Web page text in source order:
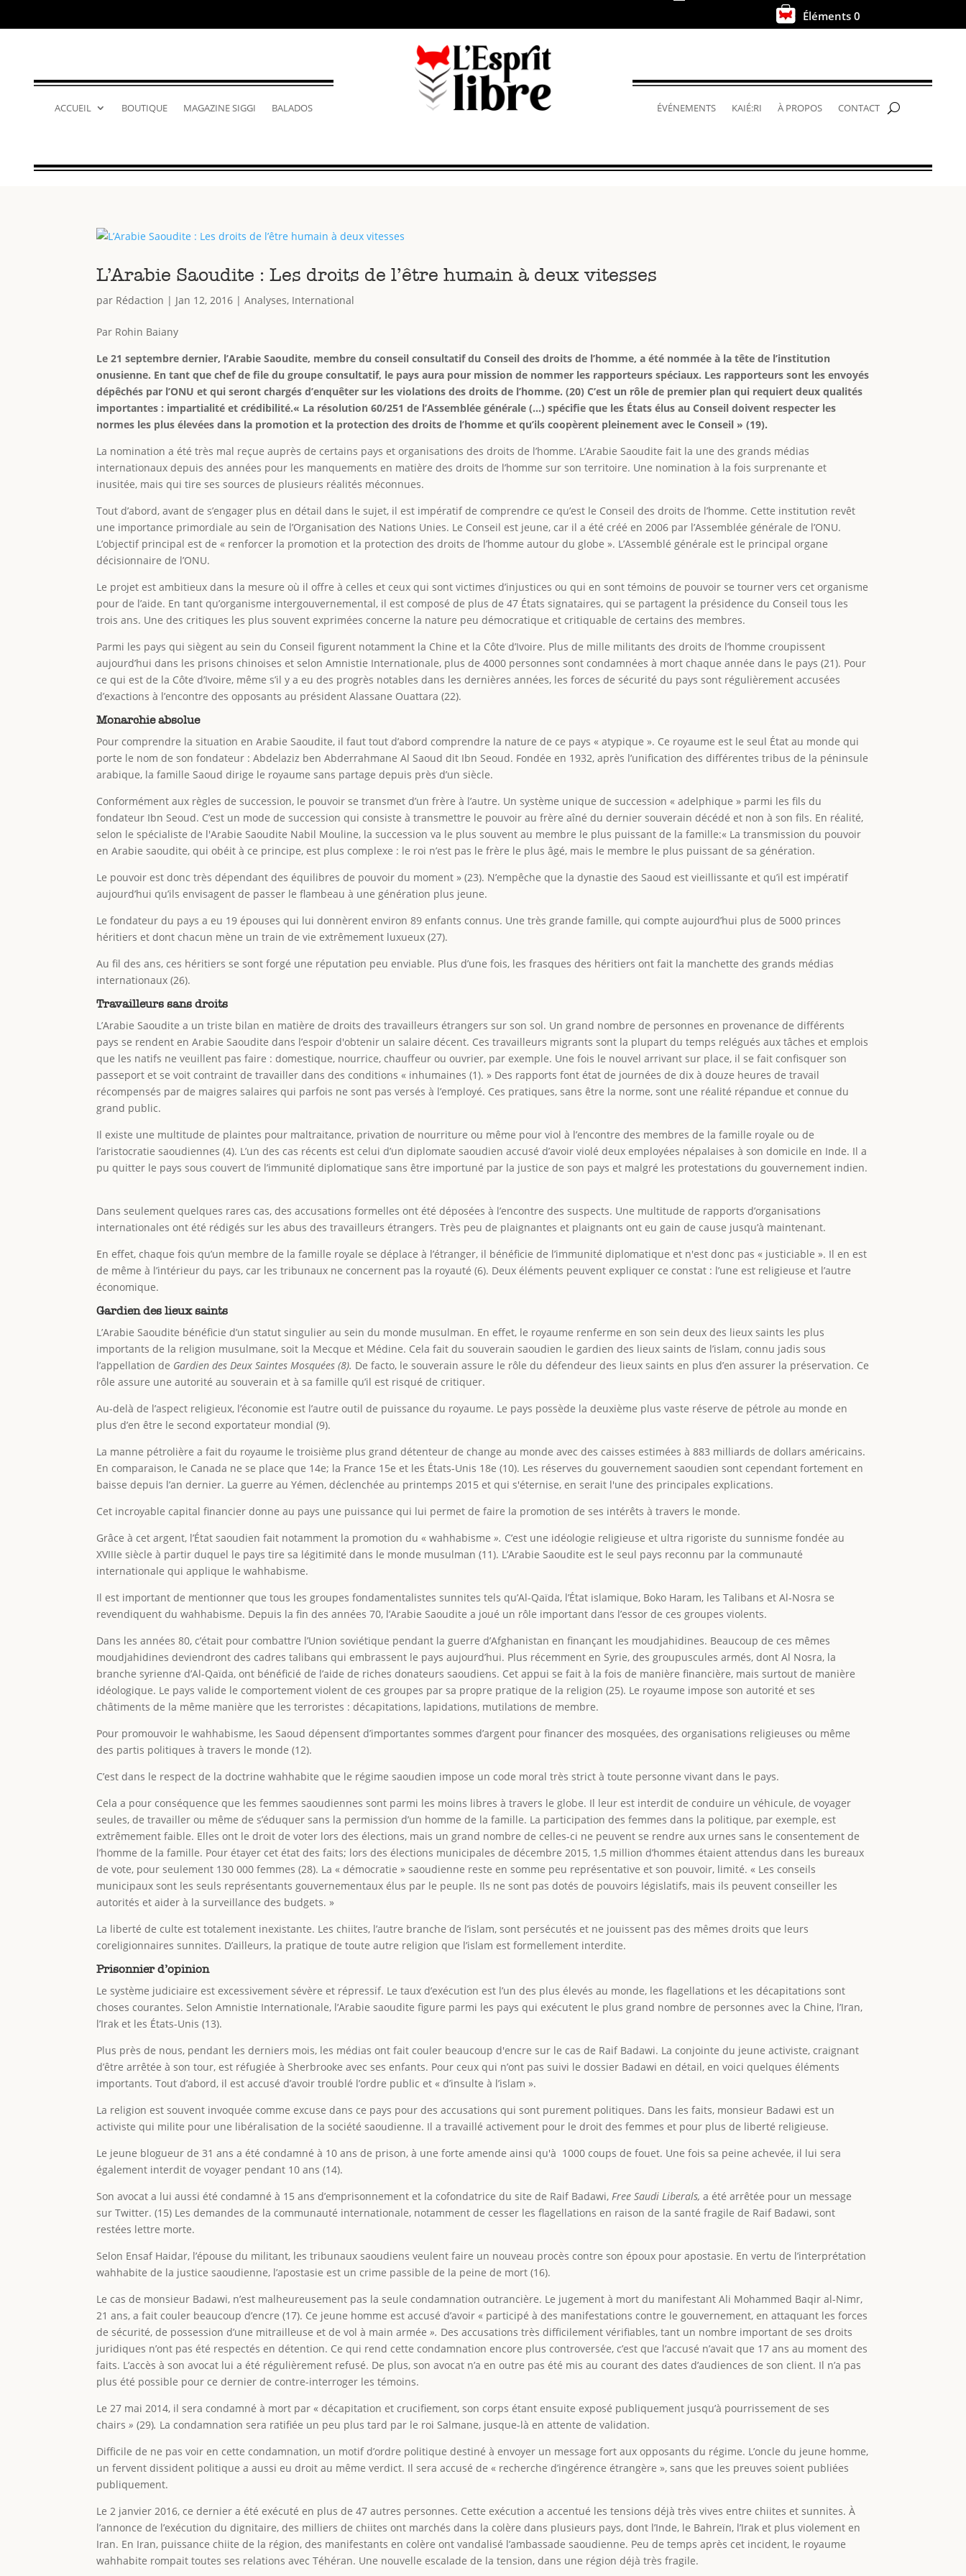
. Éléments 0
ACCUEIL BOUTIQUE MAGAZINE SIGGI BALADOS ÉVÉNEMENTS KAIÉ:RI À PROPOS CONTACT
L’Arabie Saoudite : Les droits de l’être humain à deux vitesses
par Rédaction | Jan 12, 2016 |Analyses, International
Par Rohin Baiany
Le 21 septembre dernier, l’Arabie Saoudite, membre du conseil consultatif du Conseil des droits de l’homme, a été nommée à la tête de l’institution
onusienne. En tant que chef de file du groupe consultatif, le pays aura pour mission de nommer les rapporteurs spéciaux. Les rapporteurs sont les envoyés
dépêchés par l’ONU et qui seront chargés d’enquêter sur les violations des droits de l’homme. (20) C’est un rôle de premier plan qui requiert deux qualités
importantes : impartialité et crédibilité.« La résolution 60/251 de l’Assemblée générale (…) spécifie que les États élus au Conseil doivent respecter les
normes les plus élevées dans la promotion et la protection des droits de l’homme et qu’ils coopèrent pleinement avec le Conseil » (19).
La nomination a été très mal reçue auprès de certains pays et organisations des droits de l’homme. L’Arabie Saoudite fait la une des grands médias
internationaux depuis des années pour les manquements en matière des droits de l’homme sur son territoire. Une nomination à la fois surprenante et
inusitée, mais qui tire ses sources de plusieurs réalités méconnues.
Tout d’abord, avant de s’engager plus en détail dans le sujet, il est impératif de comprendre ce qu’est le Conseil des droits de l’homme. Cette institution revêt
une importance primordiale au sein de l’Organisation des Nations Unies. Le Conseil est jeune, car il a été créé en 2006 par l’Assemblée générale de l’ONU.
L’objectif principal est de « renforcer la promotion et la protection des droits de l’homme autour du globe ». L’Assemblé générale est le principal organe
décisionnaire de l’ONU.
Le projet est ambitieux dans la mesure où il offre à celles et ceux qui sont victimes d’injustices ou qui en sont témoins de pouvoir se tourner vers cet organisme
pour de l’aide. En tant qu’organisme intergouvernemental, il est composé de plus de 47 États signataires, qui se partagent la présidence du Conseil tous les
trois ans. Une des critiques les plus souvent exprimées concerne la nature peu démocratique et critiquable de certains des membres.
Parmi les pays qui siègent au sein du Conseil figurent notamment la Chine et la Côte d’Ivoire. Plus de mille militants des droits de l’homme croupissent
aujourd’hui dans les prisons chinoises et selon Amnistie Internationale, plus de 4000 personnes sont condamnées à mort chaque année dans le pays (21). Pour
ce qui est de la Côte d’Ivoire, même s’il y a eu des progrès notables dans les dernières années, les forces de sécurité du pays sont régulièrement accusées
d’exactions à l’encontre des opposants au président Alassane Ouattara (22).
Monarchie absolue
Pour comprendre la situation en Arabie Saoudite, il faut tout d’abord comprendre la nature de ce pays « atypique ». Ce royaume est le seul État au monde qui
porte le nom de son fondateur : Abdelaziz ben Abderrahmane Al Saoud dit Ibn Seoud. Fondée en 1932, après l’unification des différentes tribus de la péninsule
arabique, la famille Saoud dirige le royaume sans partage depuis près d’un siècle.
Conformément aux règles de succession, le pouvoir se transmet d’un frère à l’autre. Un système unique de succession « adelphique » parmi les fils du
fondateur Ibn Seoud. C’est un mode de succession qui consiste à transmettre le pouvoir au frère aîné du dernier souverain décédé et non à son fils. En réalité,
selon le spécialiste de l'Arabie Saoudite Nabil Mouline, la succession va le plus souvent au membre le plus puissant de la famille:« La transmission du pouvoir
en Arabie saoudite, qui obéit à ce principe, est plus complexe : le roi n’est pas le frère le plus âgé, mais le membre le plus puissant de sa génération.
Le pouvoir est donc très dépendant des équilibres de pouvoir du moment » (23). N’empêche que la dynastie des Saoud est vieillissante et qu’il est impératif
aujourd’hui qu’ils envisagent de passer le flambeau à une génération plus jeune.
Le fondateur du pays a eu 19 épouses qui lui donnèrent environ 89 enfants connus. Une très grande famille, qui compte aujourd’hui plus de 5000 princes
héritiers et dont chacun mène un train de vie extrêmement luxueux (27).
Au fil des ans, ces héritiers se sont forgé une réputation peu enviable. Plus d’une fois, les frasques des héritiers ont fait la manchette des grands médias
internationaux (26).
Travailleurs sans droits
L’Arabie Saoudite a un triste bilan en matière de droits des travailleurs étrangers sur son sol. Un grand nombre de personnes en provenance de différents
pays se rendent en Arabie Saoudite dans l’espoir d'obtenir un salaire décent. Ces travailleurs migrants sont la plupart du temps relégués aux tâches et emplois
que les natifs ne veuillent pas faire : domestique, nourrice, chauffeur ou ouvrier, par exemple. Une fois le nouvel arrivant sur place, il se fait confisquer son
passeport et se voit contraint de travailler dans des conditions « inhumaines (1). » Des rapports font état de journées de dix à douze heures de travail
récompensés par de maigres salaires qui parfois ne sont pas versés à l’employé. Ces pratiques, sans être la norme, sont une réalité répandue et connue du
grand public.
Il existe une multitude de plaintes pour maltraitance, privation de nourriture ou même pour viol à l’encontre des membres de la famille royale ou de
l’aristocratie saoudiennes (4). L’un des cas récents est celui d’un diplomate saoudien accusé d’avoir violé deux employées népalaises à son domicile en Inde. Il a
pu quitter le pays sous couvert de l’immunité diplomatique sans être importuné par la justice de son pays et malgré les protestations du gouvernement indien.
Dans seulement quelques rares cas, des accusations formelles ont été déposées à l’encontre des suspects. Une multitude de rapports d’organisations
internationales ont été rédigés sur les abus des travailleurs étrangers. Très peu de plaignantes et plaignants ont eu gain de cause jusqu’à maintenant.
En effet, chaque fois qu’un membre de la famille royale se déplace à l’étranger, il bénéficie de l’immunité diplomatique et n'est donc pas « justiciable ». Il en est
de même à l’intérieur du pays, car les tribunaux ne concernent pas la royauté (6). Deux éléments peuvent expliquer ce constat : l’une est religieuse et l’autre
économique.
Gardien des lieux saints
L’Arabie Saoudite bénéficie d’un statut singulier au sein du monde musulman. En effet, le royaume renferme en son sein deux des lieux saints les plus
importants de la religion musulmane, soit la Mecque et Médine. Cela fait du souverain saoudien le gardien des lieux saints de l’islam, connu jadis sous
l’appellation de Gardien des Deux Saintes Mosquées (8). De facto, le souverain assure le rôle du défendeur des lieux saints en plus d’en assurer la préservation. Ce
rôle assure une autorité au souverain et à sa famille qu’il est risqué de critiquer.
Au-delà de l’aspect religieux, l’économie est l’autre outil de puissance du royaume. Le pays possède la deuxième plus vaste réserve de pétrole au monde en
plus d’en être le second exportateur mondial (9).
La manne pétrolière a fait du royaume le troisième plus grand détenteur de change au monde avec des caisses estimées à 883 milliards de dollars américains.
En comparaison, le Canada ne se place que 14e; la France 15e et les États-Unis 18e (10). Les réserves du gouvernement saoudien sont cependant fortement en
baisse depuis l’an dernier. La guerre au Yémen, déclenchée au printemps 2015 et qui s'éternise, en serait l'une des principales explications.
Cet incroyable capital financier donne au pays une puissance qui lui permet de faire la promotion de ses intérêts à travers le monde.
Grâce à cet argent, l’État saoudien fait notamment la promotion du « wahhabisme ». C’est une idéologie religieuse et ultra rigoriste du sunnisme fondée au
XVIIIe siècle à partir duquel le pays tire sa légitimité dans le monde musulman (11). L’Arabie Saoudite est le seul pays reconnu par la communauté
internationale qui applique le wahhabisme.
Il est important de mentionner que tous les groupes fondamentalistes sunnites tels qu’Al-Qaïda, l’État islamique, Boko Haram, les Talibans et Al-Nosra se
revendiquent du wahhabisme. Depuis la fin des années 70, l’Arabie Saoudite a joué un rôle important dans l’essor de ces groupes violents.
Dans les années 80, c’était pour combattre l’Union soviétique pendant la guerre d’Afghanistan en finançant les moudjahidines. Beaucoup de ces mêmes
moudjahidines deviendront des cadres talibans qui embrassent le pays aujourd’hui. Plus récemment en Syrie, des groupuscules armés, dont Al Nosra, la
branche syrienne d’Al-Qaïda, ont bénéficié de l’aide de riches donateurs saoudiens. Cet appui se fait à la fois de manière financière, mais surtout de manière
idéologique. Le pays valide le comportement violent de ces groupes par sa propre pratique de la religion (25). Le royaume impose son autorité et ses
châtiments de la même manière que les terroristes : décapitations, lapidations, mutilations de membre.
Pour promouvoir le wahhabisme, les Saoud dépensent d’importantes sommes d’argent pour financer des mosquées, des organisations religieuses ou même
des partis politiques à travers le monde (12).
C’est dans le respect de la doctrine wahhabite que le régime saoudien impose un code moral très strict à toute personne vivant dans le pays.
Cela a pour conséquence que les femmes saoudiennes sont parmi les moins libres à travers le globe. Il leur est interdit de conduire un véhicule, de voyager
seules, de travailler ou même de s’éduquer sans la permission d’un homme de la famille. La participation des femmes dans la politique, par exemple, est
extrêmement faible. Elles ont le droit de voter lors des élections, mais un grand nombre de celles-ci ne peuvent se rendre aux urnes sans le consentement de
l’homme de la famille. Pour étayer cet état des faits; lors des élections municipales de décembre 2015, 1,5 million d’hommes étaient attendus dans les bureaux
de vote, pour seulement 130 000 femmes (28). La « démocratie » saoudienne reste en somme peu représentative et son pouvoir, limité. « Les conseils
municipaux sont les seuls représentants gouvernementaux élus par le peuple. Ils ne sont pas dotés de pouvoirs législatifs, mais ils peuvent conseiller les
autorités et aider à la surveillance des budgets. »
La liberté de culte est totalement inexistante. Les chiites, l’autre branche de l’islam, sont persécutés et ne jouissent pas des mêmes droits que leurs
coreligionnaires sunnites. D’ailleurs, la pratique de toute autre religion que l’islam est formellement interdite.
Prisonnier d’opinion
Le système judiciaire est excessivement sévère et répressif. Le taux d’exécution est l’un des plus élevés au monde, les flagellations et les décapitations sont
choses courantes. Selon Amnistie Internationale, l’Arabie saoudite figure parmi les pays qui exécutent le plus grand nombre de personnes avec la Chine, l’Iran,
l’Irak et les États-Unis (13).
Plus près de nous, pendant les derniers mois, les médias ont fait couler beaucoup d'encre sur le cas de Raif Badawi. La conjointe du jeune activiste, craignant
d’être arrêtée à son tour, est réfugiée à Sherbrooke avec ses enfants. Pour ceux qui n’ont pas suivi le dossier Badawi en détail, en voici quelques éléments
importants. Tout d’abord, il est accusé d’avoir troublé l’ordre public et « d’insulte à l’islam ».
La religion est souvent invoquée comme excuse dans ce pays pour des accusations qui sont purement politiques. Dans les faits, monsieur Badawi est un
activiste qui milite pour une libéralisation de la société saoudienne. Il a travaillé activement pour le droit des femmes et pour plus de liberté religieuse.
Le jeune blogueur de 31 ans a été condamné à 10 ans de prison, à une forte amende ainsi qu'à 1000 coups de fouet. Une fois sa peine achevée, il lui sera
également interdit de voyager pendant 10 ans (14).
Son avocat a lui aussi été condamné à 15 ans d’emprisonnement et la cofondatrice du site de Raif Badawi, Free Saudi Liberals,a été arrêtée pour un message
sur Twitter. (15) Les demandes de la communauté internationale, notamment de cesser les flagellations en raison de la santé fragile de Raif Badawi, sont
restées lettre morte.
Selon Ensaf Haidar, l’épouse du militant, les tribunaux saoudiens veulent faire un nouveau procès contre son époux pour apostasie. En vertu de l’interprétation
wahhabite de la justice saoudienne, l’apostasie est un crime passible de la peine de mort (16).
Le cas de monsieur Badawi, n’est malheureusement pas la seule condamnation outrancière. Le jugement à mort du manifestant Ali Mohammed Baqir al-Nimr,
21 ans, a fait couler beaucoup d’encre (17). Ce jeune homme est accusé d’avoir « participé à des manifestations contre le gouvernement, en attaquant les forces
de sécurité, de possession d’une mitrailleuse et de vol à main armée». Des accusations très difficilement vérifiables, tant un nombre important de ses droits
juridiques n’ont pas été respectés en détention. Ce qui rend cette condamnation encore plus controversée, c’est que l’accusé n’avait que 17 ans au moment des
faits. L’accès à son avocat lui a été régulièrement refusé. De plus, son avocat n’a en outre pas été mis au courant des dates d’audiences de son client. Il n’a pas
plus été possible pour ce dernier de contre-interroger les témoins.
Le 27 mai 2014, il sera condamné à mort par « décapitation et crucifiement, son corps étant ensuite exposé publiquement jusqu’à pourrissement de ses
chairs» (29). La condamnation sera ratifiée un peu plus tard par le roi Salmane, jusque-là en attente de validation.
Difficile de ne pas voir en cette condamnation, un motif d’ordre politique destiné à envoyer un message fort aux opposants du régime. L’oncle du jeune homme,
un fervent dissident politique a aussi eu droit au même verdict. Il sera accusé de « recherche d’ingérence étrangère », sans que les preuves soient publiées
publiquement.
Le 2 janvier 2016, ce dernier a été exécuté en plus de 47 autres personnes. Cette exécution a accentué les tensions déjà très vives entre chiites et sunnites. À
l’annonce de l’exécution du dignitaire, des milliers de chiites ont marchés dans la colère dans plusieurs pays, dont l’Inde, le Bahreïn, l’Irak et plus violement en
Iran. En Iran, puissance chiite de la région, des manifestants en colère ont vandalisé l’ambassade saoudienne. Peu de temps après cet incident, le royaume
wahhabite rompait toutes ses relations avec Téhéran. Une nouvelle escalade de la tension, dans une région déjà très fragile.